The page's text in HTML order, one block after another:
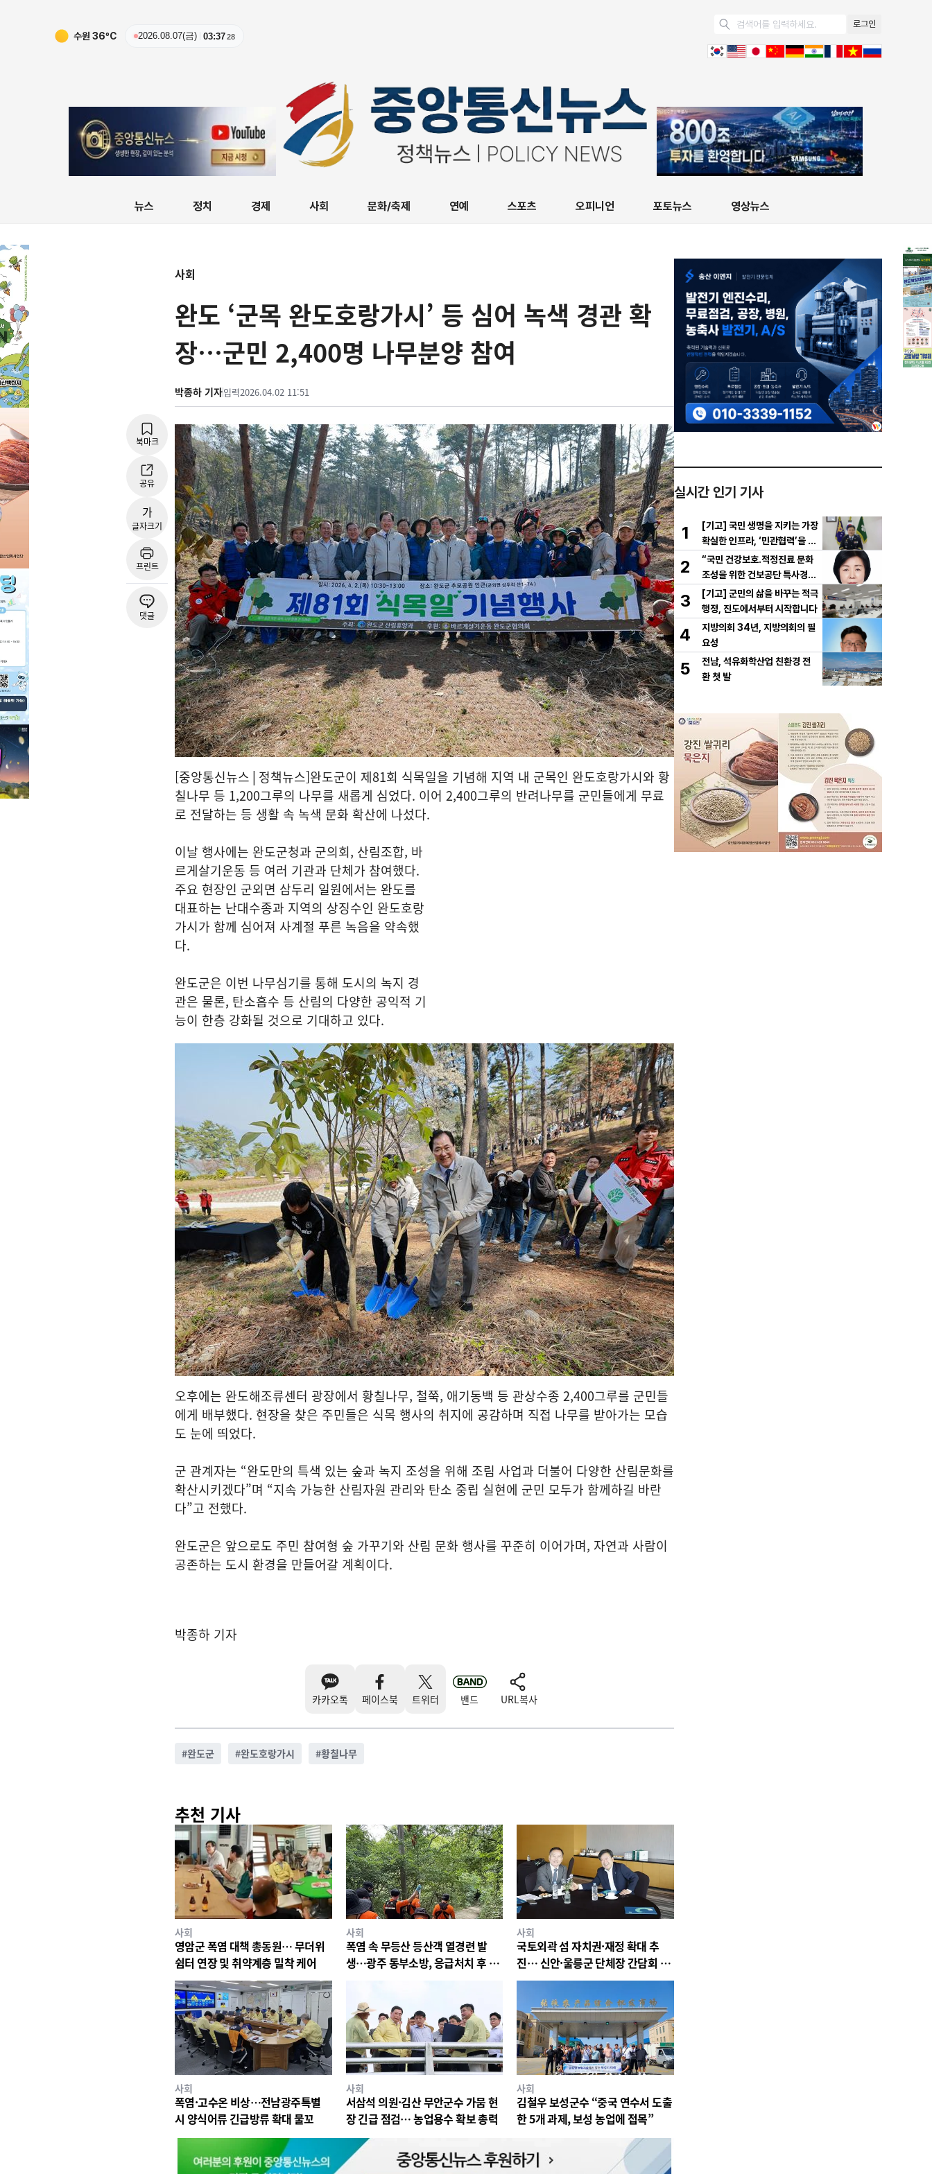
수원 36ºC 2026.08.07(금) 03:3729
로그인
뉴스 정치 경제 사회 문화/축제 연예 스포츠 오피니언 포토뉴스 영상뉴스
사회
완도 ‘군목 완도호랑가시’ 등 심어 녹색 경관 확
장…군민 2,400명 나무분양 참여
박종하 기자입력2026.04.02 11:51
북마크
공유
가
글자크기
프린트
댓글
[중앙통신뉴스│정책뉴스]완도군이 제81회 식목일을 기념해 지역 내 군목인 완도호랑가시와 황
칠나무 등 1,200그루의 나무를 새롭게 심었다. 이어 2,400그루의 반려나무를 군민들에게 무료
로 전달하는 등 생활 속 녹색 문화 확산에 나섰다.
이날 행사에는 완도군청과 군의회, 산림조합, 바
르게살기운동 등 여러 기관과 단체가 참여했다.
주요 현장인 군외면 삼두리 일원에서는 완도를
대표하는 난대수종과 지역의 상징수인 완도호랑
가시가 함께 심어져 사계절 푸른 녹음을 약속했
다.
완도군은 이번 나무심기를 통해 도시의 녹지 경
관은 물론, 탄소흡수 등 산림의 다양한 공익적 기
능이 한층 강화될 것으로 기대하고 있다.
오후에는 완도해조류센터 광장에서 황칠나무, 철쭉, 애기동백 등 관상수종 2,400그루를 군민들
에게 배부했다. 현장을 찾은 주민들은 식목 행사의 취지에 공감하며 직접 나무를 받아가는 모습
도 눈에 띄었다.
군 관계자는 “완도만의 특색 있는 숲과 녹지 조성을 위해 조림 사업과 더불어 다양한 산림문화를
확산시키겠다”며 “지속 가능한 산림자원 관리와 탄소 중립 실현에 군민 모두가 함께하길 바란
다”고 전했다.
완도군은 앞으로도 주민 참여형 숲 가꾸기와 산림 문화 행사를 꾸준히 이어가며, 자연과 사람이
공존하는 도시 환경을 만들어갈 계획이다.
박종하 기자
카카오톡 페이스북 트위터 밴드 URL복사
#완도군 #완도호랑가시 #황칠나무
추천 기사
사회
영암군 폭염 대책 총동원… 무더위
쉼터 연장 및 취약계층 밀착 케어
사회
폭염 속 무등산 등산객 열경련 발
생…광주 동부소방, 응급처치 후 병
사회
국토외곽 섬 자치권·재정 확대 추
진… 신안·울릉군 단체장 간담회 개
최
사회
폭염·고수온 비상…전남광주특별
시 양식어류 긴급방류 확대 물꼬
사회
서삼석 의원·김산 무안군수 가뭄 현
장 긴급 점검… 농업용수 확보 총력
사회
김철우 보성군수 “중국 연수서 도출
한 5개 과제, 보성 농업에 접목”
실시간 인기 기사
1
[기고] 국민 생명을 지키는 가장
확실한 인프라, ‘민관협력’을 공
고히
2
“국민 건강보호․적정진료 문화
조성을 위한 건보공단 특사경제
도 도입해야”
3
[기고] 군민의 삶을 바꾸는 적극
행정, 진도에서부터 시작합니다
4
지방의회 34년, 지방의회의 필
요성
5
전남, 석유화학산업 친환경 전
환 첫 발